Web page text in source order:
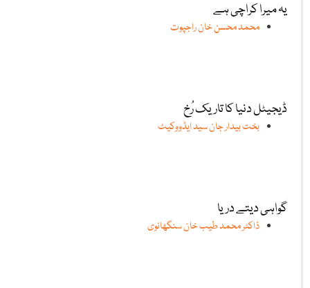
یہ میرا کراچی ہے
محمد محسن خان راجپوت
ڈیجیٹل دنیا کا تاریک رُخ
بخت بیدار جان سید ایڈووکیٹ
گواہی دیتے دریا
ڈاکٹر محمد طیب خان سنگھانوی